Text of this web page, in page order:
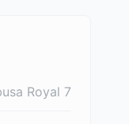
Royal 7